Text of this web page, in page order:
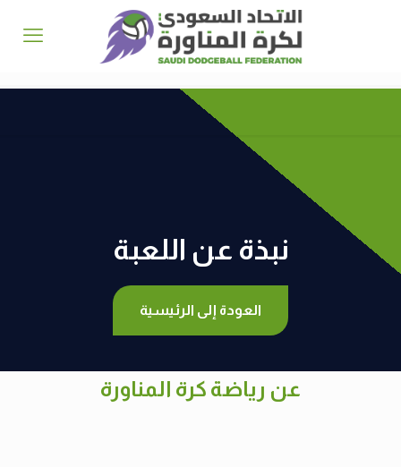
نبذة عن اللعبة
نبذة عن اللعبة
العودة إلى الرئيسية
عن رياضة كرة المناورة